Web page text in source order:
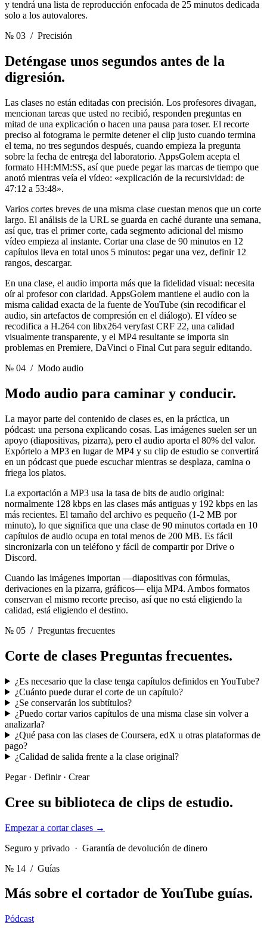
y tendrá una lista de reproducción enfocada de 25 minutos dedicada
solo a los autovalores.
№ 03 / Precisión
Deténgase unos segundos antes de la
digresión.
Las clases no están editadas con precisión. Los profesores divagan,
mencionan tareas que usted no recibió, responden preguntas en
mitad de una explicación o hacen una pausa para toser. El recorte
preciso al fotograma le permite detener el clip justo cuando termina
el tema, no tres segundos después, cuando empieza la pregunta
sobre la fecha de entrega del laboratorio. AppsGolem acepta el
formato HH:MM:SS, así que puede pegar las marcas de tiempo que
anotó mientras veía el vídeo: «explicación de la recursividad: de
47:12 a 53:48».
Varios cortes breves de una misma clase cuestan menos que un corte
largo. El análisis de la URL se guarda en caché durante una semana,
así que, tras el primer corte, cada segmento adicional del mismo
vídeo empieza al instante. Cortar una clase de 90 minutos en 12
capítulos lleva en total unos 5 minutos: pegar una vez, definir 12
rangos, descargar.
En una clase, el audio importa más que la fidelidad visual: necesita
oír al profesor con claridad. AppsGolem mantiene el audio con la
misma calidad exacta de la fuente de YouTube (sin recodificar el
audio, sin artefactos de compresión en el diálogo). El vídeo se
recodifica a H.264 con libx264 veryfast CRF 22, una calidad
visualmente transparente, y el MP4 resultante se importa sin
problemas en Premiere, DaVinci o Final Cut para seguir editando.
№ 04 / Modo audio
Modo audio para caminar y conducir.
La mayor parte del contenido de clases es, en la práctica, un
pódcast: una persona explicando cosas. Las imágenes suelen ser un
apoyo (diapositivas, pizarra), pero el audio aporta el 80% del valor.
Expórtelo a MP3 en lugar de MP4 y su clip de estudio se convertirá
en un pódcast que puede escuchar mientras se desplaza, camina o
friega los platos.
La exportación a MP3 usa la tasa de bits de audio original:
normalmente 128 kbps en las clases más antiguas y 192 kbps en las
más recientes. El tamaño del archivo es pequeño (1-2 MB por
minuto), lo que significa que una clase de 90 minutos cortada en 10
capítulos de audio ocupa en total menos de 200 MB. Es fácil
sincronizarla con un teléfono y fácil de compartir por Drive o
Discord.
Cuando las imágenes importan —diapositivas con fórmulas,
derivaciones en la pizarra, gráficos— elija MP4. Ambos formatos
conservan el mismo recorte preciso, así que no está eligiendo la
calidad, está eligiendo el destino.
№ 05 / Preguntas frecuentes
Corte de clases Preguntas frecuentes.
¿Es necesario que la clase tenga capítulos definidos en YouTube?
¿Cuánto puede durar el corte de un capítulo?
¿Se conservarán los subtítulos?
¿Puedo cortar varios capítulos de una misma clase sin volver a
analizarla?
¿Qué pasa con las clases de Coursera, edX u otras plataformas de
pago?
¿Calidad de salida frente a la clase original?
Pegar · Definir · Crear
Cree su biblioteca de clips de estudio.
Empezar a cortar clases →
Seguro y privado · Garantía de devolución de dinero
№ 14 / Guías
Más sobre el cortador de YouTube guías.
Pódcast